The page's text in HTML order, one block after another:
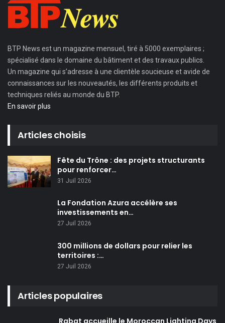
BTP News est un magazine mensuel, tiré à 5000 exemplaires ;
spécialisé dans le domaine du bâtiment et des travaux publics.
Un magazine qui s’adresse à une clientèle soucieuse et avide de
connaissances sur les nouveautés, les différents produits et
techniques reliés au monde du BTP.
En savoir plus
Articles choisis
Fête du Trône : des projets structurants
pour renforcer…
31 Juil 2026
La Fondation Azura accélère ses
investissements en…
27 Juil 2026
300 millions de dollars pour relier les
territoires :…
27 Juil 2026
Articles populaires